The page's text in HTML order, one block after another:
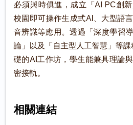
必須與時俱進，成立「AI PC創
校園即可操作生成式AI、大型語
音辨識等應用。透過「深度學習
論」以及「自主型人工智慧」等
礎的AI工作坊，學生能兼具理論
密接軌。
相關連結